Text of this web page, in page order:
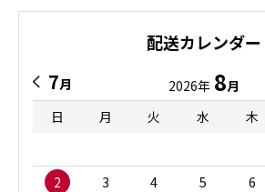
配送カレンダー
7月 2026年 8月
日
月 火 水 木
2
3 4 5 6